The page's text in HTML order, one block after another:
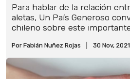
Para hablar de la relación
aletas, Un País Generoso
chileno sobre este
Por Fabián Nuñez Rojas 30 Nov,